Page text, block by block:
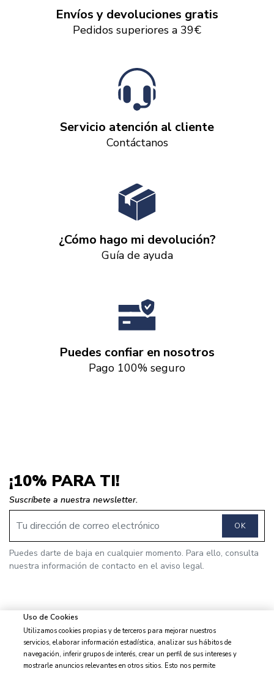
Envíos y devoluciones gratis
Pedidos superiores a 39€
Servicio atención al cliente
Contáctanos
¿Cómo hago mi devolución?
Guía de ayuda
Puedes confiar en nosotros
Pago 100% seguro
¡10% PARA TI!
Suscríbete a nuestra newsletter.
OK
Puedes darte de baja en cualquier momento. Para ello, consulta
nuestra información de contacto en el aviso legal.
© 2026 J&J Brothers - Todos los derechos reservados
Uso de Cookies
Utilizamos cookies propias y de terceros para mejorar nuestros
servicios, elaborar información estadística, analizar sus hábitos de
navegación, inferir grupos de interés, crear un perfil de sus intereses y
mostrarle anuncios relevantes en otros sitios. Esto nos permite